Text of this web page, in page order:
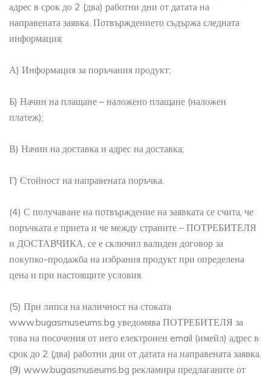
адрес в срок до 2 (два) работни дни от датата на
направената заявка. Потвърждението съдържа следната
информация:
А) Информация за поръчания продукт;
Б) Начин на плащане – наложено плащане (наложен
платеж);
В) Начин на доставка и адрес на доставка;
Г) Стойност на направената поръчка.
(4) С получаване на потвърждение на заявката се счита, че
поръчката е приета и че между страните – ПОТРЕБИТЕЛЯ
и ДОСТАВЧИКА, се е сключил валиден договор за
покупко-продажба на избрания продукт при определена
цена и при настоящите условия.
(5) При липса на наличност на стоката
www.bugasmuseums.bg уведомява ПОТРЕБИТЕЛЯ за
това на посочения от него електронен email (имейл) адрес в
срок до 2 (два) работни дни от датата на направената заявка.
(9) www.bugasmuseums.bg рекламира предлаганите от